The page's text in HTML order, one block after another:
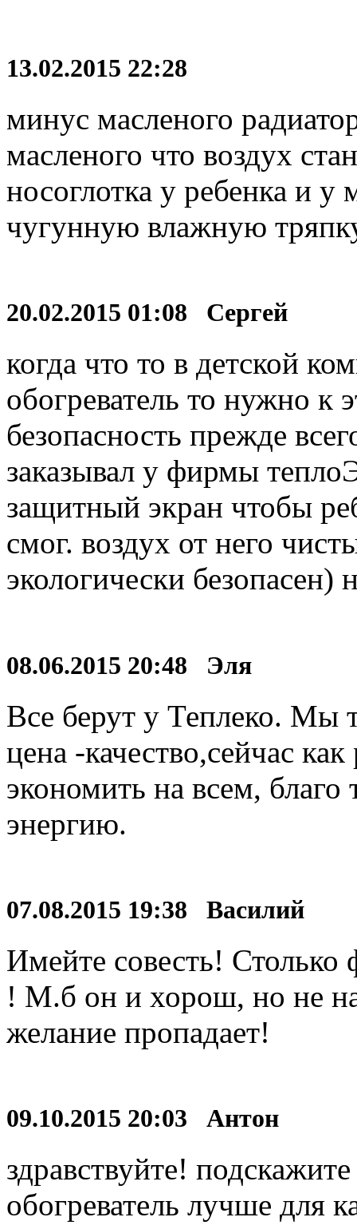
13.02.2015 22:28
минус масленого
масленого что воздух
носоглотка у ребенка и
чугунную влажную
20.02.2015 01:08 Сергей
когда что то в детской
обогреватель то нужно к
безопасность прежде
заказывал у фирмы
защитный экран чтобы
смог. воздух от него
экологически
08.06.2015 20:48 Эля
Все берут у Теплеко. Мы
цена -качество,сейчас
экономить на всем,
энергию.
07.08.2015 19:38 Василий
Имейте совесть! Столько
! М.б он и хорош, но не
желание пропадает!
09.10.2015 20:03 Антон
здравствуйте!
обогреватель лучше для